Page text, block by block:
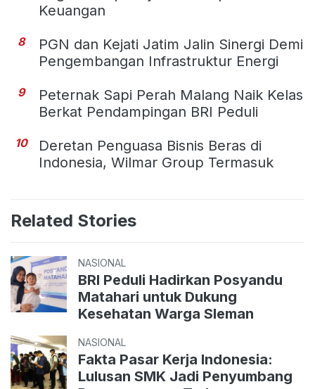
Keuangan
8
PGN dan Kejati Jatim Jalin Sinergi Demi
Pengembangan Infrastruktur Energi
9
Peternak Sapi Perah Malang Naik Kelas
Berkat Pendampingan BRI Peduli
10
Deretan Penguasa Bisnis Beras di
Indonesia, Wilmar Group Termasuk
Related Stories
NASIONAL
BRI Peduli Hadirkan Posyandu
Matahari untuk Dukung
Kesehatan Warga Sleman
NASIONAL
Fakta Pasar Kerja Indonesia:
Lulusan SMK Jadi Penyumbang